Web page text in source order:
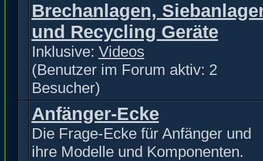
Brechanlagen,
und Recycling Geräte
Inklusive: Videos
(Benutzer im Forum aktiv: 2
Besucher)
Anfänger-Ecke
Die Frage-Ecke für Anfänger und
ihre Modelle und Komponenten.